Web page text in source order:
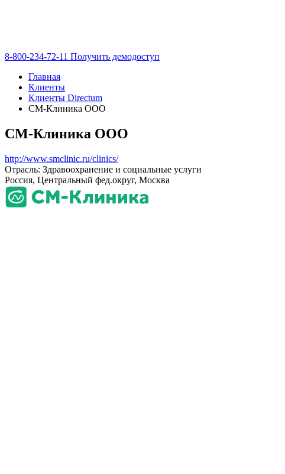
8-800-234-72-11 Получить демодоступ
Главная
Клиенты
Клиенты Directum
СМ-Клиника ООО
СМ-Клиника ООО
http://www.smclinic.ru/clinics/
Отрасль: Здравоохранение и социальные услуги
Россия, Центральный фед.округ, Москва